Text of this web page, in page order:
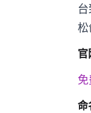
松
官
命